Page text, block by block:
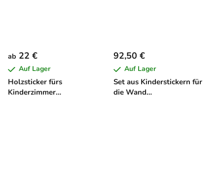
Holzsticker fürs
Kinderzimmer
ab 22 €
Auf Lager
Set aus Kinderstickern für
die Wand
92,50 €
Auf Lager